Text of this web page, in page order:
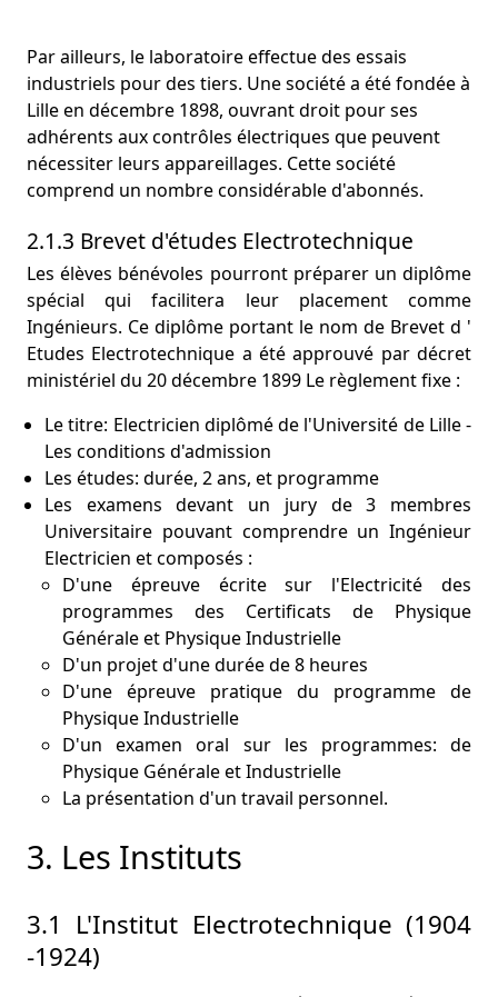
Par ailleurs, le laboratoire effectue des essais
industriels pour des tiers. Une société a été fondée à
Lille en décembre 1898, ouvrant droit pour ses
adhérents aux contrôles électriques que peuvent
nécessiter leurs appareillages. Cette société
comprend un nombre considérable d'abonnés.
2.1.3 Brevet d'études Electrotechnique
Les élèves bénévoles pourront préparer un diplôme
spécial qui facilitera leur placement comme
Ingénieurs. Ce diplôme portant le nom de Brevet d '
Etudes Electrotechnique a été approuvé par décret
ministériel du 20 décembre 1899 Le règlement fixe :
Le titre: Electricien diplômé de l'Université de Lille -
Les conditions d'admission
Les études: durée, 2 ans, et programme
Les examens devant un jury de 3 membres
Universitaire pouvant comprendre un Ingénieur
Electricien et composés :
D'une épreuve écrite sur l'Electricité des
programmes des Certificats de Physique
Générale et Physique Industrielle
D'un projet d'une durée de 8 heures
D'une épreuve pratique du programme de
Physique Industrielle
D'un examen oral sur les programmes: de
Physique Générale et Industrielle
La présentation d'un travail personnel.
3. Les Instituts
3.1 L'Institut Electrotechnique (1904
-1924)